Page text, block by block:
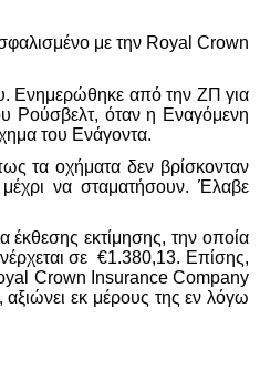
με την Royal Crown
Ενημερώθηκε από την ΖΠ για
Ρούσβελτ, όταν η Εναγόμενη
του Ενάγοντα.
τα οχήματα δεν βρίσκονταν
να σταματήσουν. Έλαβε
έκθεσης εκτίμησης, την οποία
σε€1.380,13. Επίσης,
Crown Insurance Company
εκ μέρους της εν λόγω